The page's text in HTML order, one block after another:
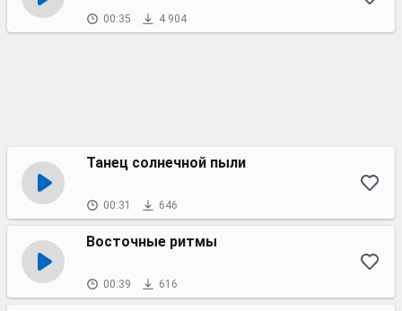
00:35 4 904
Танец солнечной пыли
00:31 646
Восточные ритмы
00:39 616